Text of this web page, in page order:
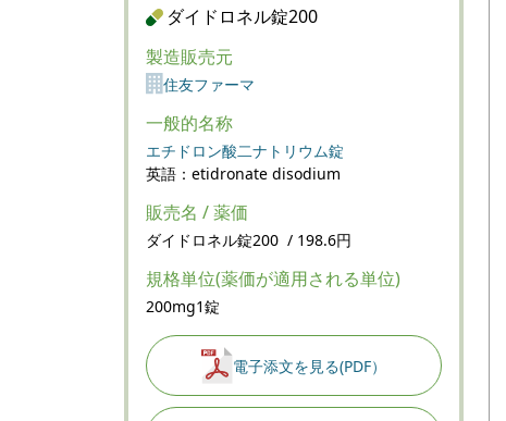
ダイドロネル錠200
製造販売元
住友ファーマ
一般的名称
エチドロン酸二ナトリウム錠
英語：etidronate disodium
販売名 / 薬価
ダイドロネル錠200 / 198.6円
規格単位(薬価が適用される単位)
200mg1錠
電子添文を見る(PDF）